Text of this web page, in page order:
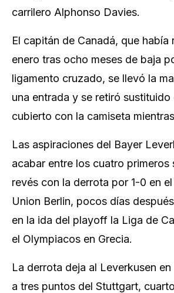
carrilero Alphonso Davies.
El capitán de Canadá, que había
enero tras ocho meses de baja
ligamento cruzado, se llevó la
una entrada y se retiró
cubierto con la camiseta
Las aspiraciones del Bayer
acabar entre los cuatro primeros
revés con la derrota por 1-0 en
Union Berlin, pocos días
en la ida del playoff la Liga de
el Olympiacos en Grecia.
La derrota deja al Leverkusen
a tres puntos del Stuttgart,